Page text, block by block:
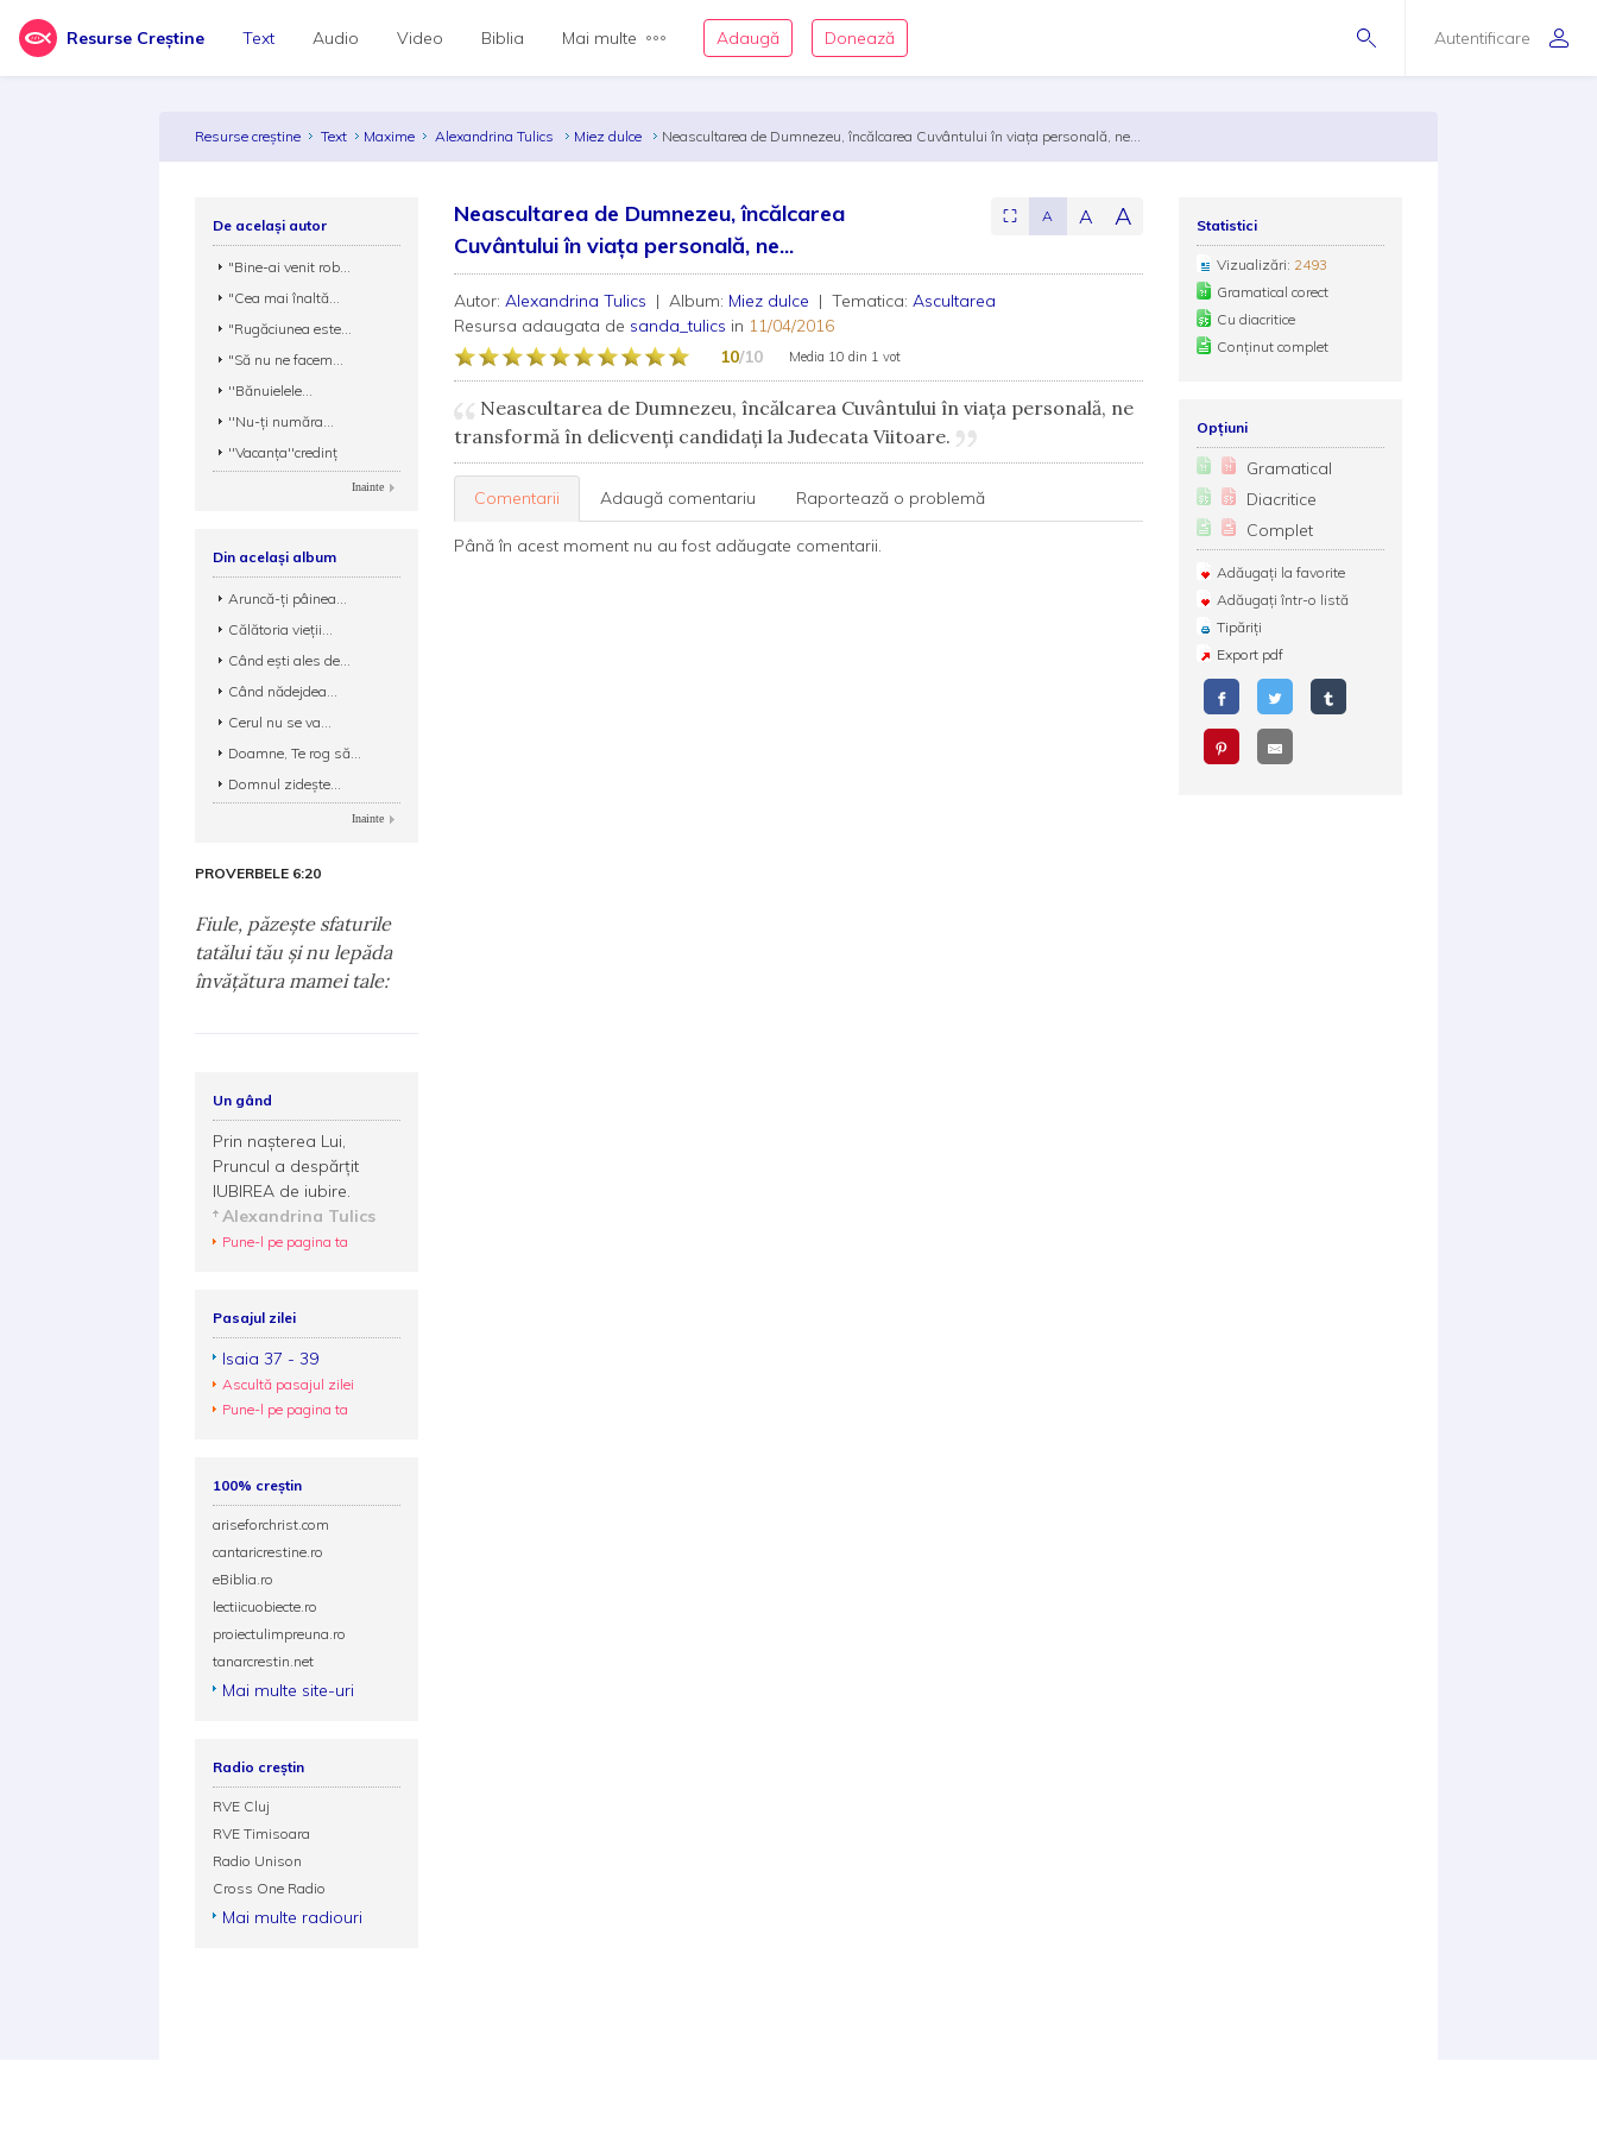
Resurse Creștine Autentificare
Text Audio Video Biblia Mai multe Adaugă Donează
Resurse creștine Text Maxime Alexandrina Tulics Miez dulce Neascultarea de Dumnezeu, încălcarea Cuvântului în viața personală, ne...
Neascultarea de Dumnezeu, încălcarea
Cuvântului în viața personală, ne...
⛶ A A A
Autor:Alexandrina Tulics | Album: Miez dulce | Tematica:Ascultarea
Resursa adaugata de sanda_tulics in 11/04/2016
10/10 Media 10 din 1 vot
Neascultarea de Dumnezeu, încălcarea Cuvântului în viața personală, ne
transformă în delicvenți candidați la Judecata Viitoare.
Comentarii Adaugă comentariu Raportează o problemă
Până în acest moment nu au fost adăugate comentarii.
Statistici
Vizualizări: 2493
Gramatical corect
Cu diacritice
Conținut complet
Opțiuni
Gramatical
Diacritice
Complet
Adăugați la favorite
Adăugați într-o listă
Tipăriți
Export pdf
De același autor
"Bine-ai venit rob...
"Cea mai înaltă...
"Rugăciunea este...
"Să nu ne facem...
''Bănuielele...
''Nu-ți număra...
''Vacanța''credinț
Inainte
Din același album
Aruncă-ți pâinea...
Călătoria vieţii...
Când ești ales de...
Când nădejdea...
Cerul nu se va...
Doamne, Te rog să...
Domnul zidește...
Inainte
PROVERBELE 6:20
Fiule, păzeşte sfaturile
tatălui tău şi nu lepăda
învăţătura mamei tale:
Un gând
Prin nașterea Lui,
Pruncul a despărțit
IUBIREA de iubire.
Alexandrina Tulics
Pune-l pe pagina ta
Pasajul zilei
Isaia 37 - 39
Ascultă pasajul zilei
Pune-l pe pagina ta
100% creștin
ariseforchrist.com
cantaricrestine.ro
eBiblia.ro
lectiicuobiecte.ro
proiectulimpreuna.ro
tanarcrestin.net
Mai multe site-uri
Radio creștin
RVE Cluj
RVE Timisoara
Radio Unison
Cross One Radio
Mai multe radiouri